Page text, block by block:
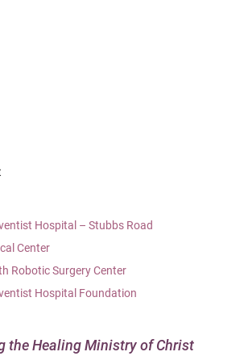
Hospital – Stubbs Road
Center
Robotic Surgery Center
Hospital Foundation
the Healing Ministry of Christ